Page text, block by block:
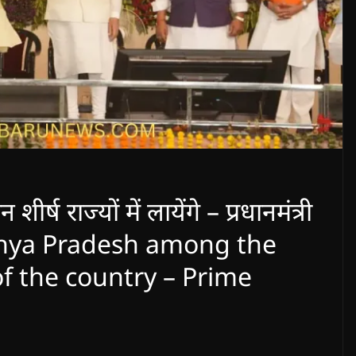
राज्यों में लायेंगे – प्रधानमंत्री
Pradesh among the
the country – Prime